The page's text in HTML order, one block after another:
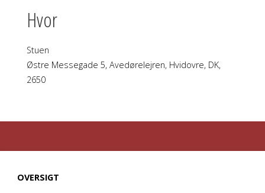
Hvor
Stuen
Østre Messegade 5, Avedørelejren, Hvidovre, DK,
2650
OVERSIGT